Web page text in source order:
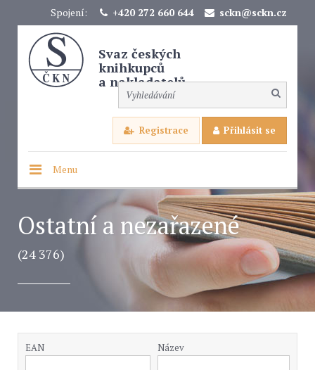
Spojení: +420 272 660 644 sckn@sckn.cz
Svaz českých
knihkupců
a nakladatelů
Registrace Přihlásit se
Menu
Ostatní a nezařazené
(24 376)
EAN Název